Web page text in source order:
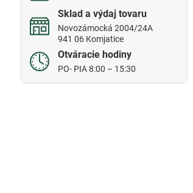
Sklad a výdaj tovaru
Novozámocká 2004/24A
941 06 Komjatice
Otváracie hodiny
PO- PIA 8:00 – 15:30